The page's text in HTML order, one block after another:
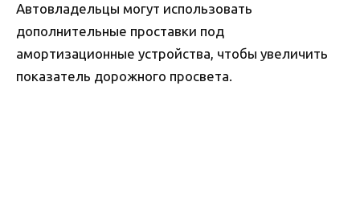
Автовладельцы могут использовать
дополнительные проставки под
амортизационные устройства, чтобы увеличить
показатель дорожного просвета.